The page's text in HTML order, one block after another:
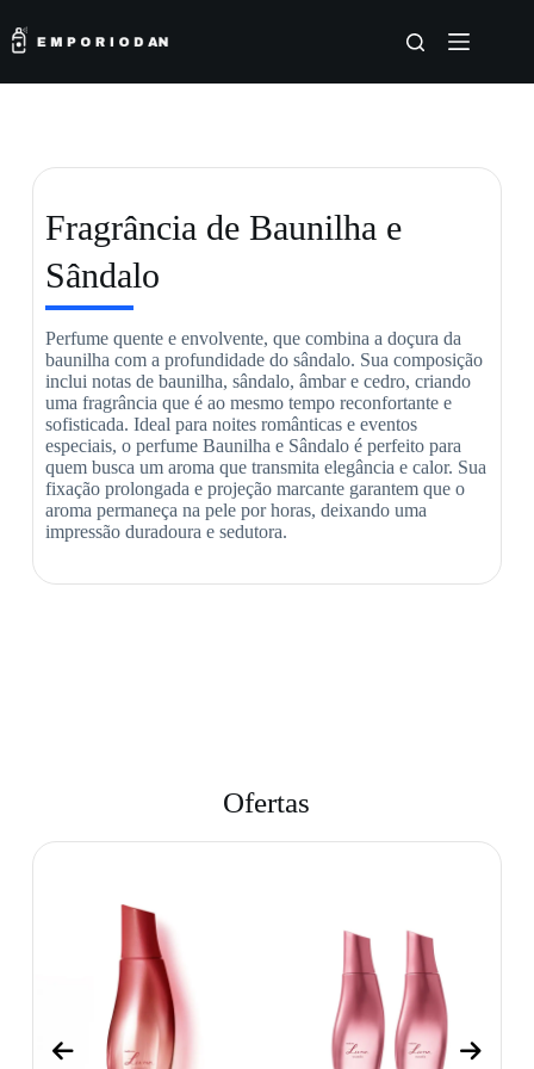
Fragrância de Baunilha e
Sândalo
Perfume quente e envolvente, que combina a doçura da
baunilha com a profundidade do sândalo. Sua composição
inclui notas de baunilha, sândalo, âmbar e cedro, criando
uma fragrância que é ao mesmo tempo reconfortante e
sofisticada. Ideal para noites românticas e eventos
especiais, o perfume Baunilha e Sândalo é perfeito para
quem busca um aroma que transmita elegância e calor. Sua
fixação prolongada e projeção marcante garantem que o
aroma permaneça na pele por horas, deixando uma
impressão duradoura e sedutora.
Ofertas